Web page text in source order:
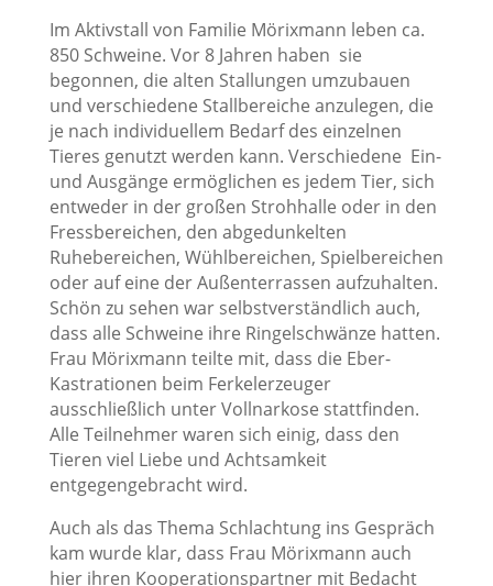
Im Aktivstall von Familie Mörixmann leben ca.
850 Schweine. Vor 8 Jahren haben sie
begonnen, die alten Stallungen umzubauen
und verschiedene Stallbereiche anzulegen, die
je nach individuellem Bedarf des einzelnen
Tieres genutzt werden kann. Verschiedene Ein-
und Ausgänge ermöglichen es jedem Tier, sich
entweder in der großen Strohhalle oder in den
Fressbereichen, den abgedunkelten
Ruhebereichen, Wühlbereichen, Spielbereichen
oder auf eine der Außenterrassen aufzuhalten.
Schön zu sehen war selbstverständlich auch,
dass alle Schweine ihre Ringelschwänze hatten.
Frau Mörixmann teilte mit, dass die Eber-
Kastrationen beim Ferkelerzeuger
ausschließlich unter Vollnarkose stattfinden.
Alle Teilnehmer waren sich einig, dass den
Tieren viel Liebe und Achtsamkeit
entgegengebracht wird.
Auch als das Thema Schlachtung ins Gespräch
kam wurde klar, dass Frau Mörixmann auch
hier ihren Kooperationspartner mit Bedacht